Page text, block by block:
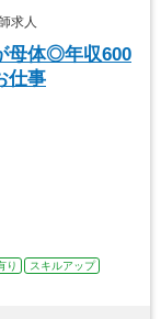
求人
母体◎年収600
仕事
り
スキルアップ